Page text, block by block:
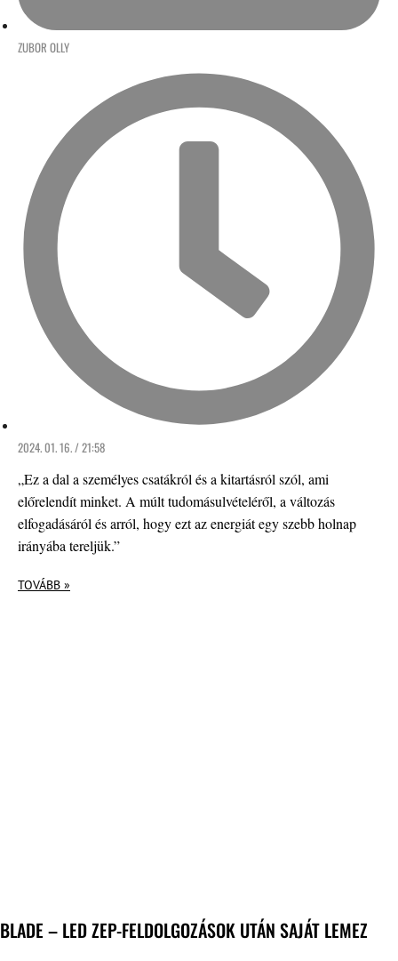
ZUBOR OLLY
2024. 01. 16. / 21:58
„Ez a dal a személyes csatákról és a kitartásról szól, ami
előrelendít minket. A múlt tudomásulvételéről, a változás
elfogadásáról és arról, hogy ezt az energiát egy szebb holnap
irányába tereljük.”
TOVÁBB »
BLADE – LED ZEP-FELDOLGOZÁSOK UTÁN SAJÁT LEMEZ